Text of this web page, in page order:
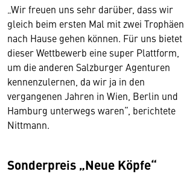
„Wir freuen uns sehr darüber, dass wir
gleich beim ersten Mal mit zwei Trophäen
nach Hause gehen können. Für uns bietet
dieser Wettbewerb eine super Plattform,
um die anderen Salzburger Agenturen
kennenzulernen, da wir ja in den
vergangenen Jahren in Wien, Berlin und
Hamburg unterwegs waren“, berichtete
Nittmann.
Sonderpreis „Neue Köpfe“